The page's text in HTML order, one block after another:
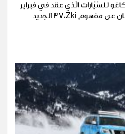
للسّيّارات الّذي عقد في فبراير
الجاري، كشفت شركة نيسان عن مفهوم 370Zki الجديد